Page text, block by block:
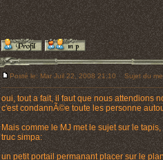
Posté le: Mar Juil 22, 2008 21:10 Sujet du
oui, tout a fait, il faut que nous attendions
c'est condannÃ©e toute les personne
Mais comme le MJ met le sujet sur le
truc simpa:
un petit portail permanant placer sur le